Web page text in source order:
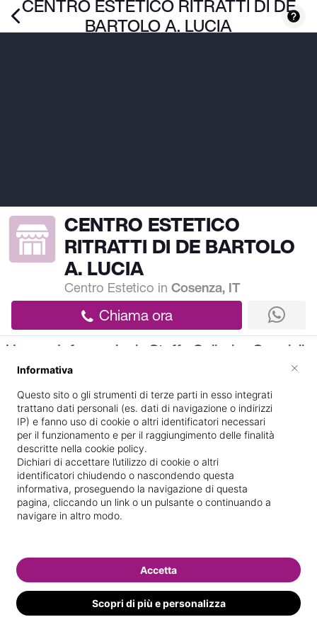
CENTRO ESTETICO RITRATTI DI DE
BARTOLO A. LUCIA
CENTRO ESTETICO
RITRATTI DI DE BARTOLO
A. LUCIA
Centro Estetico inCosenza, IT
Chiama ora
Home
Informazioni Staff Galleria
Informazioni
VIA DELLE MEDAGLIE
Indicazioni stradali
Il nostro staff
Informativa
Questo sito o gli strumenti di terze parti in esso integrati
trattano dati personali (es. dati di navigazione o indirizzi
IP) e fanno uso di cookie o altri identificatori necessari
per il funzionamento e per il raggiungimento delle finalità
descritte nella cookie policy.
Dichiari di accettare l’utilizzo di cookie o altri
identificatori chiudendo o nascondendo questa
informativa, proseguendo la navigazione di questa
pagina, cliccando un link o un pulsante o continuando a
navigare in altro modo.
Scopri di più e personalizza
Accetta
×